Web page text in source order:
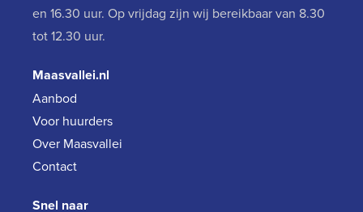
en 16.30 uur. Op vrijdag zijn wij bereikbaar van 8.30
tot 12.30 uur.
Maasvallei.nl
Aanbod
Voor huurders
Over Maasvallei
Contact
Snel naar